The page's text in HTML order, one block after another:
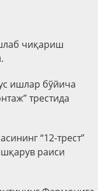
чиқариш
.
ишлар бўйича
трестида
“12-трест”
раиси